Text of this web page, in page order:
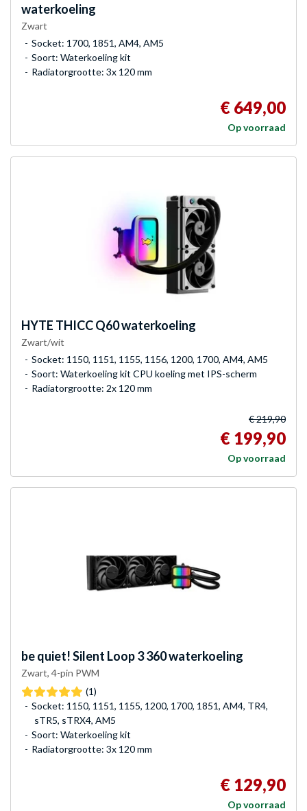
waterkoeling
Zwart
Socket: 1700, 1851, AM4, AM5
Soort: Waterkoeling kit
Radiatorgrootte: 3x 120 mm
€ 649,00
Op voorraad
HYTE THICC Q60 waterkoeling
Zwart/wit
Socket: 1150, 1151, 1155, 1156, 1200, 1700, AM4, AM5
Soort: Waterkoeling kit CPU koeling met IPS-scherm
Radiatorgrootte: 2x 120 mm
€ 219,90
€ 199,90
Op voorraad
be quiet!Silent Loop 3 360 waterkoeling
Zwart, 4-pin PWM
(1)
Socket: 1150, 1151, 1155, 1200, 1700, 1851, AM4, TR4,
sTR5, sTRX4, AM5
Soort: Waterkoeling kit
Radiatorgrootte: 3x 120 mm
€ 129,90
Op voorraad